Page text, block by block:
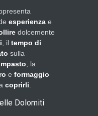
esperienza e
dolcemente
, il tempo di
sulla
, la
e formaggio
coprirli
Dolomiti